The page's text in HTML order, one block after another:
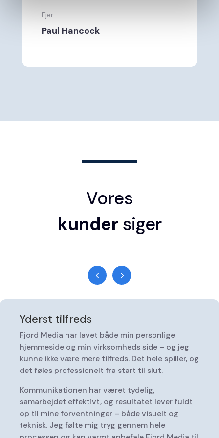
Ejer
Paul Hancock
Vores
kunder siger
Yderst tilfreds
Fjord Media har lavet både min personlige
hjemmeside og min virksomheds side – og jeg
kunne ikke være mere tilfreds. Det hele spiller, og
det føles professionelt fra start til slut.
Kommunikationen har været tydelig,
samarbejdet effektivt, og resultatet lever fuldt
op til mine forventninger – både visuelt og
teknisk. Jeg følte mig tryg gennem hele